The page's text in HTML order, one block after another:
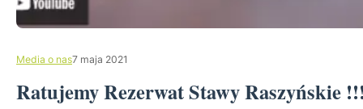
Media o nas7 maja 2021
Ratujemy Rezerwat Stawy Raszyńskie